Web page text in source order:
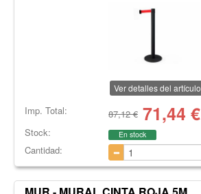
Ver detalles del artículo
Imp. Total: 87,12 € 71,44 €
Stock: En stock
Cantidad: